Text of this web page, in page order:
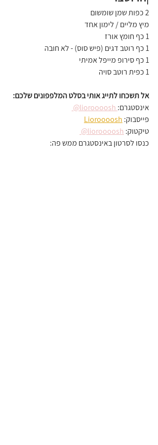
2 כפות שמן שומשום
מיץ מליים / לימון אחד
1 כף חומץ אורז
1 כף רוטב דגים (פיש סוס) - לא חובה
1 כף סירופ מייפל אמיתי
1 כפית רוטב סויה
אל תשכחו לתייג אותי בסלט המלפפונים שלכם:
אינסטגרם:
פייסבוק: Lioroooosh
טיקטוק: lioroooosh@
כנסו לסרטון באינסטגרם ממש פה: